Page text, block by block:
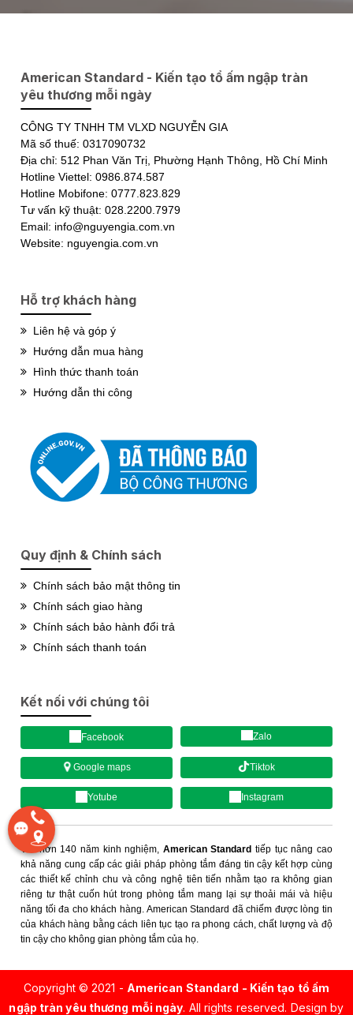
American Standard - Kiến tạo tổ ấm ngập tràn
yêu thương mỗi ngày
CÔNG TY TNHH TM VLXD NGUYỄN GIA
Mã số thuế: 0317090732
Địa chỉ: 512 Phan Văn Trị, Phường Hạnh Thông, Hồ Chí Minh
Hotline Viettel: 0986.874.587
Hotline Mobifone: 0777.823.829
Tư vấn kỹ thuật: 028.2200.7979
Email: info@nguyengia.com.vn
Website: nguyengia.com.vn
Hỗ trợ khách hàng
Liên hệ và góp ý
Hướng dẫn mua hàng
Hình thức thanh toán
Hướng dẫn thi công
Quy định & Chính sách
Chính sách bảo mật thông tin
Chính sách giao hàng
Chính sách bảo hành đổi trả
Chính sách thanh toán
Kết nối với chúng tôi
Facebook Zalo
Google maps Tiktok
Yotube Instagram
Với hơn 140 năm kinh nghiệm, American Standard tiếp tục nâng cao
khả năng cung cấp các giải pháp phòng tắm đáng tin cậy kết hợp cùng
các thiết kế chỉnh chu và công nghệ tiên tiến nhằm tạo ra không gian
riêng tư thật cuốn hút trong phòng tắm mang lại sự thoải mái và hiệu
năng tối đa cho khách hàng. American Standard đã chiếm được lòng tin
của khách hàng bằng cách liên tục tạo ra phong cách, chất lượng và độ
tin cậy cho không gian phòng tắm của họ.
Copyright © 2021 - American Standard - Kiến tạo tổ ấm
ngập tràn yêu thương mỗi ngày. All rights reserved. Design by